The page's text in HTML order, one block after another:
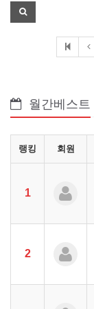
월간베스트
랭킹 회원
1
2